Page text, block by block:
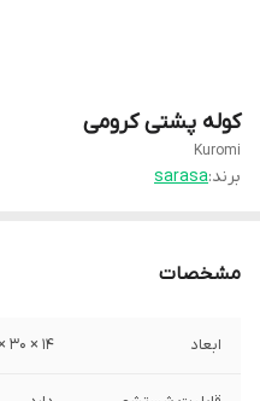
کوله پشتی کرومی
Kuromi
برند:sarasa
مشخصات
ابعاد 14 × 30 × 42